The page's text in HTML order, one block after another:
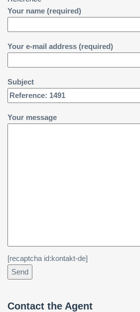
Your name (required)
Your e-mail address (required)
Subject
Your message
[recaptcha id:kontakt-de]
Contact the Agent